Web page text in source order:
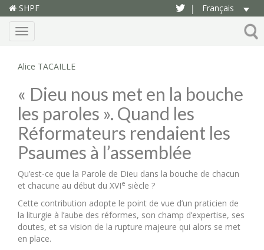
SHPF | Français
Menu
Alice TACAILLE
« Dieu nous met en la bouche
les paroles ». Quand les
Réformateurs rendaient les
Psaumes à l’assemblée
Qu’est-ce que la Parole de Dieu dans la bouche de chacun
et chacune au début du XVIe siècle ?
Cette contribution adopte le point de vue d’un praticien de
la liturgie à l’aube des réformes, son champ d’expertise, ses
doutes, et sa vision de la rupture majeure qui alors se met
en place.